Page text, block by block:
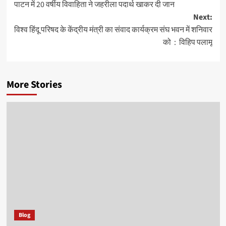
navigation
पाटन में 20 वर्षीय विवाहिता ने जहरीला पदार्थ खाकर दी जान
Next:
विश्व हिंदू परिषद के केंद्रीय मंत्री का संवाद कार्यक्रम संघ भवन में शनिवार
को : विहिप पलामू
More Stories
Blog